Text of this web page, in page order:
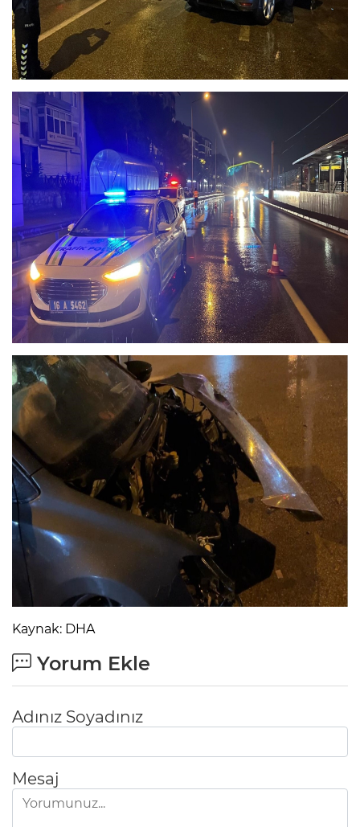
Kaynak: DHA
Yorum Ekle
Adınız Soyadınız
Mesaj